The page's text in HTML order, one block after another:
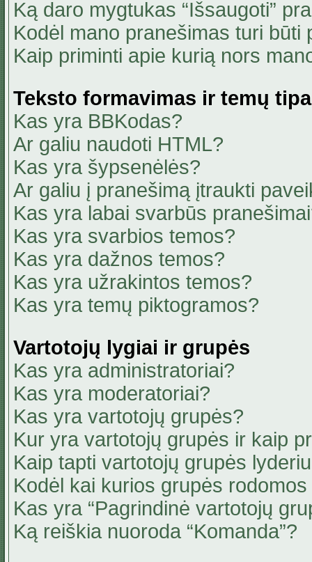
Ką daro mygtukas “Išsaugoti”
Kodėl mano pranešimas turi būti
Kaip priminti apie kurią nors
Teksto formavimas ir temų
Kas yra BBKodas?
Ar galiu naudoti HTML?
Kas yra šypsenėlės?
Ar galiu į pranešimą įtraukti
Kas yra labai svarbūs
Kas yra svarbios temos?
Kas yra dažnos temos?
Kas yra užrakintos temos?
Kas yra temų piktogramos?
Vartotojų lygiai ir grupės
Kas yra administratoriai?
Kas yra moderatoriai?
Kas yra vartotojų grupės?
Kur yra vartotojų grupės ir kaip
Kaip tapti vartotojų grupės
Kodėl kai kurios grupės
Kas yra “Pagrindinė vartotojų
Ką reiškia nuoroda “Komanda”?